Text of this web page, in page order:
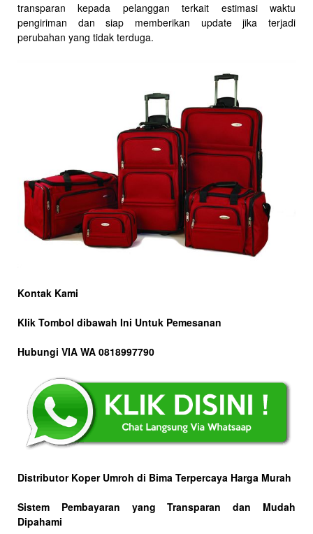
transparan kepada pelanggan terkait estimasi waktu
pengiriman dan siap memberikan update jika terjadi
perubahan yang tidak terduga.
Kontak Kami
Klik Tombol dibawah Ini Untuk Pemesanan
Hubungi VIA WA 0818997790
Distributor Koper Umroh di Bima Terpercaya Harga Murah
Sistem Pembayaran yang Transparan dan Mudah
Dipahami